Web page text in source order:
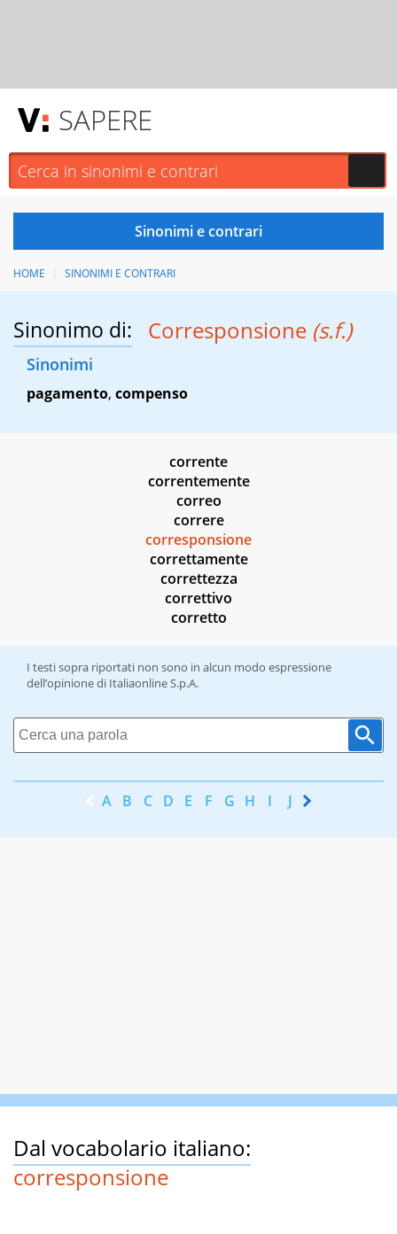
SAPERE
HOME SINONIMI E CONTRARI
Sinonimo di: Corresponsione (s.f.)
Sinonimi
pagamento, compenso
corrente
correntemente
correo
correre
corresponsione
correttamente
correttezza
correttivo
corretto
I testi sopra riportati non sono in alcun modo espressione
dell’opinione di Italiaonline S.p.A.
A B C D E F G H I J K
Dal vocabolario italiano:
corresponsione